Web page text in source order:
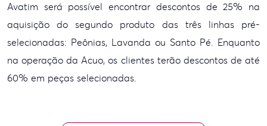
Avatim será possível encontrar descontos de 25% na
aquisição do segundo produto dastrês linhas pré-
selecionadas: Peônias, Lavanda ou Santo Pé. Enquanto
na operação da Acuo, os clientes terão descontos de até
60% em peças selecionadas.